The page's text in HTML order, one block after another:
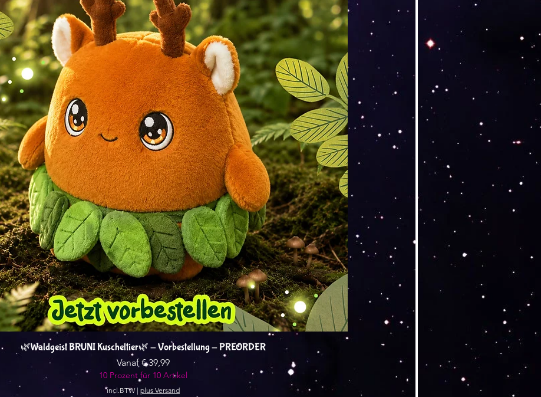
Snel overzicht
🌿Waldgeist BRUNI Kuscheltier🌿 - Vorbestellung - PREORDER
Vanaf € 39,99
Verkoopprijs
10 Prozent für 10 Artikel
incl.BTW | plus Versand